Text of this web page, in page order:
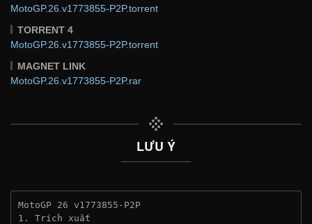
MotoGP.26.v1773855-P2P.torrent
TORRENT 4
MotoGP.26.v1773855-P2P.torrent
MAGNET LINK
MotoGP.26.v1773855-P2P.rar
LƯU Ý
MotoGP 26 v1773855-P2P
1. Trích xuất